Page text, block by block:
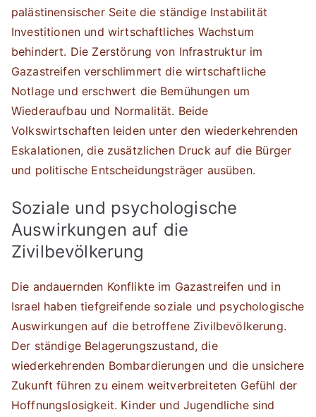
palästinensischer Seite die ständige Instabilität
Investitionen und wirtschaftliches Wachstum
behindert. Die Zerstörung von Infrastruktur im
Gazastreifen verschlimmert die wirtschaftliche
Notlage und erschwert die Bemühungen um
Wiederaufbau und Normalität. Beide
Volkswirtschaften leiden unter den wiederkehrenden
Eskalationen, die zusätzlichen Druck auf die Bürger
und politische Entscheidungsträger ausüben.
Soziale und psychologische
Auswirkungen auf die
Zivilbevölkerung
Die andauernden Konflikte im Gazastreifen und in
Israel haben tiefgreifende soziale und psychologische
Auswirkungen auf die betroffene Zivilbevölkerung.
Der ständige Belagerungszustand, die
wiederkehrenden Bombardierungen und die unsichere
Zukunft führen zu einem weitverbreiteten Gefühl der
Hoffnungslosigkeit. Kinder und Jugendliche sind